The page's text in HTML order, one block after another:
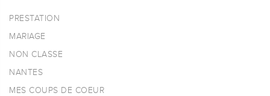
PRESTATION
MARIAGE
NON CLASSE
NANTES
MES COUPS DE COEUR